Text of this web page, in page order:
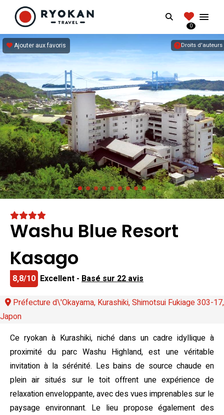
RYOKANTRAVEL
Vivez l'expérience authentique d'un Ryokan
Search
0
Droits d'auteurs
Ajouter aux favoris
Washu Blue Resort
Kasago
8,8/10 Excellent - Basé sur 22 avis
Préfecture d\'Okayama, Kurashiki, Shimotsui Fukiage 303-17,
Japon
Ce ryokan à Kurashiki, niché dans un cadre idyllique à
proximité du parc Washu Highland, est une véritable
invitation à la sérénité. Les bains de source chaude en
plein air situés sur le toit offrent une expérience de
relaxation enveloppante, avec des vues imprenables sur le
paysage environnant. Le lieu propose également des